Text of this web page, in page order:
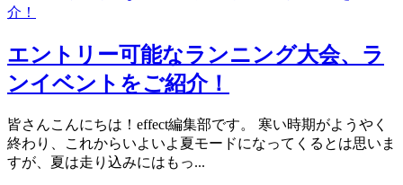
エントリー可能なランニング大会、ラ
ンイベントをご紹介！
皆さんこんにちは！effect編集部です。 寒い時期がようやく
終わり、これからいよいよ夏モードになってくるとは思いま
すが、夏は走り込みにはもっ...